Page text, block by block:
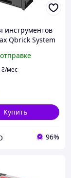
инструментов
Qbrick System
ящика,
ручка
₴/мес
Купить
96%